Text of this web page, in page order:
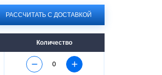
РАССЧИТАТЬ С ДОСТАВКОЙ
Количество